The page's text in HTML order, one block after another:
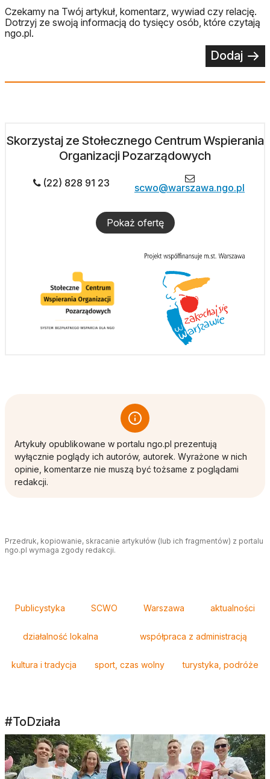
Czekamy na Twój artykuł, komentarz, wywiad czy relację.
Dotrzyj ze swoją informacją do tysięcy osób, które czytają
ngo.pl.
Dodaj
Skorzystaj ze Stołecznego Centrum Wspierania
Organizacji Pozarządowych
(22) 828 91 23 scwo@warszawa.ngo.pl
Pokaż ofertę
Artykuły opublikowane w portalu ngo.pl prezentują
wyłącznie poglądy ich autorów, autorek. Wyrażone w nich
opinie, komentarze nie muszą być tożsame z poglądami
redakcji.
Przedruk, kopiowanie, skracanie artykułów (lub ich fragmentów) z portalu
ngo.pl wymaga zgody redakcji.
Publicystyka SCWO Warszawa aktualności
działalność lokalna współpraca z administracją
kultura i tradycja sport, czas wolny turystyka, podróże
#ToDziała